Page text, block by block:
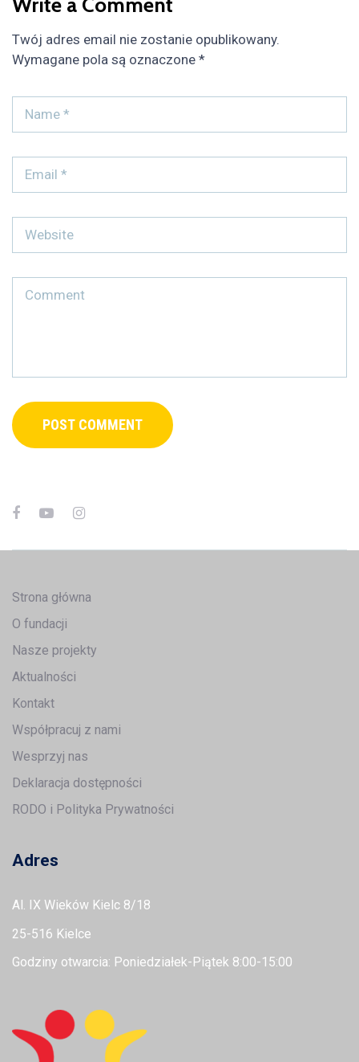
Twój adres email nie zostanie opublikowany.
Wymagane pola są oznaczone *
Strona główna
O fundacji
Nasze projekty
Aktualności
Kontakt
Współpracuj z nami
Wesprzyj nas
Deklaracja dostępności
RODO i Polityka Prywatności
Adres
Al. IX Wieków Kielc 8/18
25-516 Kielce
Godziny otwarcia: Poniedziałek-Piątek 8:00-15:00